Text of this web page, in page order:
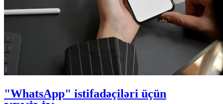
"WhatsApp" istifadəçiləri üçün